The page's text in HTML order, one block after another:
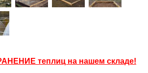
теплиц на нашем складе!